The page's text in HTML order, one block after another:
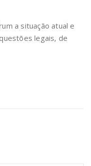
a situação atual e
legais, de